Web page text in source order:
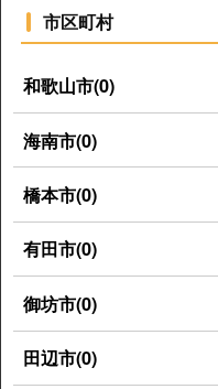
市区町村
和歌山市(0)
海南市(0)
橋本市(0)
有田市(0)
御坊市(0)
田辺市(0)